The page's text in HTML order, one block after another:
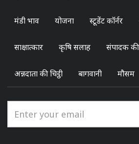
मंडी भाव योजना स्टूडेंट कॉर्नर
साक्षात्कार कृषि सलाह संपादक
अन्नदाता की चिट्ठी बागवानी मौसम